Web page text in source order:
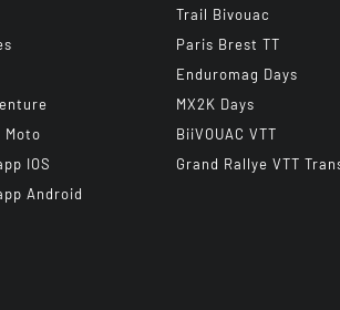
Moto
IOS
Android
Trail Bivouac
Paris Brest TT
Enduromag Days
MX2K Days
BiiVOUAC VTT
Grand Rallye VTT